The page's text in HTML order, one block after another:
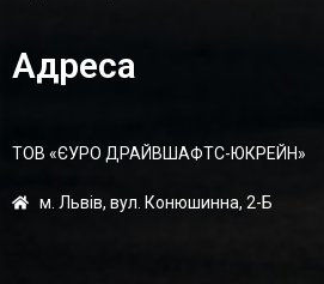
Адреса
ТОВ «ЄУРО ДРАЙВШАФТC-ЮКРЕЙН»
м. Львів, вул. Конюшинна, 2-Б